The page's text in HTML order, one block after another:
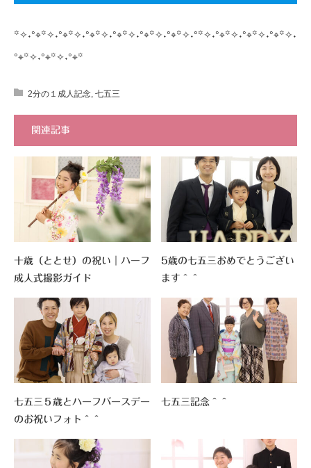
꙳✧˖°⌖꙳✧˖°⌖꙳✧˖°⌖꙳✧˖°⌖꙳✧˖°⌖꙳✧˖°⌖꙳✧˖°꙳✧˖°⌖꙳✧˖°⌖꙳✧˖°⌖꙳✧˖
°⌖꙳✧˖°⌖꙳✧˖°⌖꙳
2分の１成人記念, 七五三
関連記事
十歳（ととせ）の祝い｜ハーフ
成人式撮影ガイド
5歳の七五三おめでとうござい
ます＾＾
七五三５歳とハーフバースデー
のお祝いフォト＾＾
七五三記念＾＾